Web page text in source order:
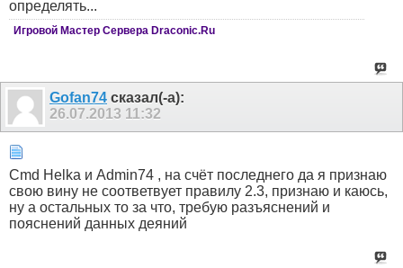
определять...
Игровой Мастер Сервера Draconic.Ru
Gofan74 сказал(-а):
26.07.2013 11:32
Cmd Helka и Admin74 , на счёт последнего да я признаю
свою вину не соответвует правилу 2.3, признаю и каюсь,
ну а остальных то за что, требую разъяснений и
пояснений данных деяний